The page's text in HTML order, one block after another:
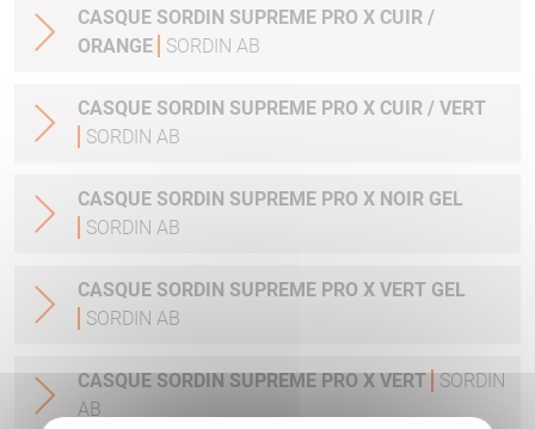
CASQUE SORDIN SUPREME PRO X CUIR /
ORANGE
SORDIN AB
CASQUE SORDIN SUPREME PRO X CUIR / VERT
SORDIN AB
CASQUE SORDIN SUPREME PRO X NOIR GEL
SORDIN AB
CASQUE SORDIN SUPREME PRO X VERT GEL
SORDIN AB
CASQUE SORDIN SUPREME PRO X VERT SORDIN
AB